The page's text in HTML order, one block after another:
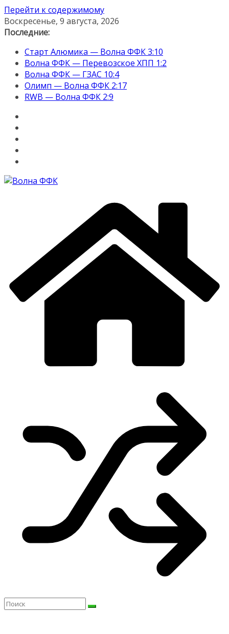
Перейти к содержимому
Воскресенье, 9 августа, 2026
Последние:
Старт Алюмика — Волна ФФК 3:10
Волна ФФК — Перевозское ХПП 1:2
Волна ФФК — ГЗАС 10:4
Олимп — Волна ФФК 2:17
RWB — Волна ФФК 2:9